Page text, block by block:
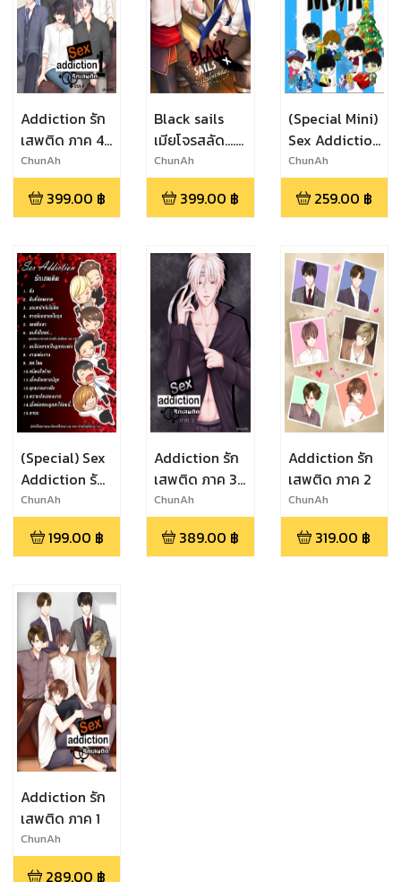
Addiction รัก
เสพติด ภาค 4
(เล่ม 1) Just
loveaholic
ChunAh
399.00 ฿
Black sails
เมียโจรสลัด....
(Yaoi)
ChunAh
399.00 ฿
(Special Mini)
Sex Addiction
รักเสพติด
ChunAh
259.00 ฿
(Special) Sex
Addiction รัก
เสพติด
ChunAh
199.00 ฿
Addiction รัก
เสพติด ภาค 3
(เปา) [ภาคนี้
เลิกแรด และแบ
ล็คกว่าเดิม]
ChunAh
389.00 ฿
Addiction รัก
เสพติด ภาค 2
ChunAh
319.00 ฿
Addiction รัก
เสพติด ภาค 1
ChunAh
289.00 ฿